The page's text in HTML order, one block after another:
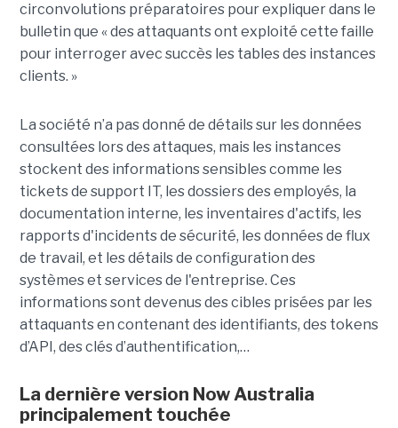
circonvolutions préparatoires pour expliquer dans le
bulletin que « des attaquants ont exploité cette faille
pour interroger avec succès les tables des instances
clients. »
La société n’a pas donné de détails sur les données
consultées lors des attaques, mais les instances
stockent des informations sensibles comme les
tickets de support IT, les dossiers des employés, la
documentation interne, les inventaires d'actifs, les
rapports d'incidents de sécurité, les données de flux
de travail, et les détails de configuration des
systèmes et services de l'entreprise. Ces
informations sont devenus des cibles prisées par les
attaquants en contenant des identifiants, des tokens
d’API, des clés d’authentification,…
La dernière version Now Australia
principalement touchée